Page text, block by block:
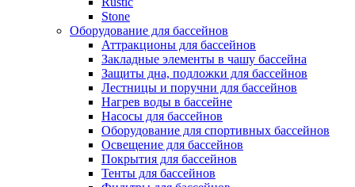
Stone
Оборудование для бассейнов
Аттракционы для бассейнов
Закладные элементы в чашу бассейна
Защиты дна, подложки для бассейнов
Лестницы и поручни для бассейнов
Нагрев воды в бассейне
Насосы для бассейнов
Оборудование для спортивных бассейнов
Освещение для бассейнов
Покрытия для бассейнов
Тенты для бассейнов